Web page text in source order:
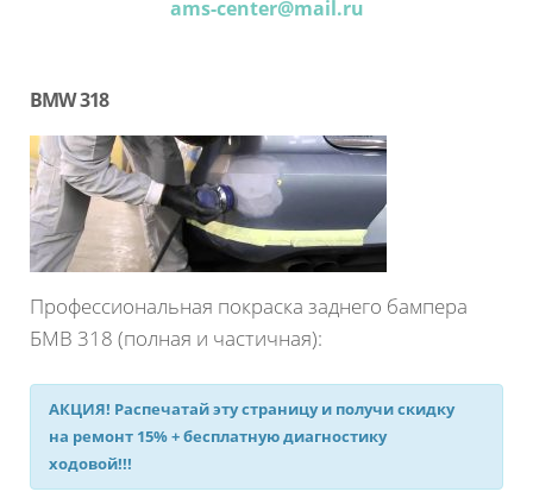
ams-center@mail.ru
BMW 318
Профессиональная покраска заднего бампера
БМВ 318 (полная и частичная):
АКЦИЯ! Распечатай эту страницу и получискидку
на ремонт 15%+ бесплатную диагностику
ходовой!!!